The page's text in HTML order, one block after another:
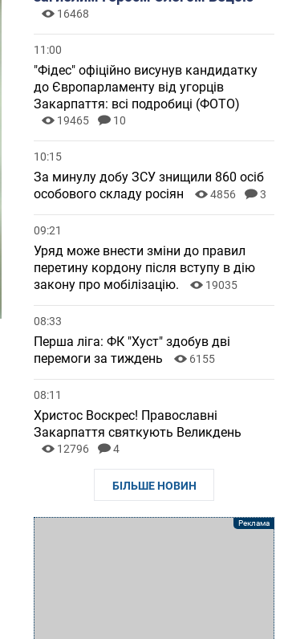
16468
11:00
"Фідес" офіційно висунув кандидатку
до Європарламенту від угорців
Закарпаття: всі подробиці (ФОТО)
19465 10
10:15
За минулу добу ЗСУ знищили 860 осіб
особового складу росіян
4856 3
09:21
Уряд може внести зміни до правил
перетину кордону після вступу в дію
закону про мобілізацію.
19035
08:33
Перша ліга: ФК "Хуст" здобув дві
перемоги за тиждень
6155
08:11
Христос Воскрес! Православні
Закарпаття святкують Великдень
12796 4
БІЛЬШЕ НОВИН